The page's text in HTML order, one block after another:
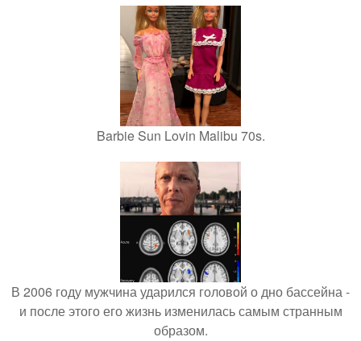
Barbie Sun Lovin Malibu 70s.
В 2006 году мужчина ударился головой о дно бассейна -
и после этого его жизнь изменилась самым странным
образом.